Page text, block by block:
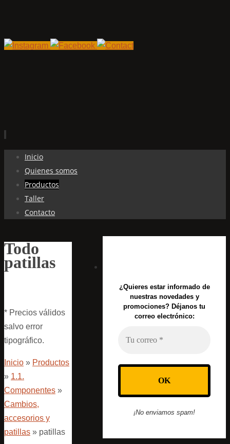
contenido
Inicio
Quienes somos
Productos
Taller
Contacto
Todo
patillas
* Precios válidos
salvo error
tipográfico.
Inicio » Productos
» 1.1.
Componentes »
Cambios,
accesorios y
patillas » patillas
¿Quieres estar informado de
nuestras novedades y
promociones? Déjanos tu
correo electrónico:
¡No enviamos spam!